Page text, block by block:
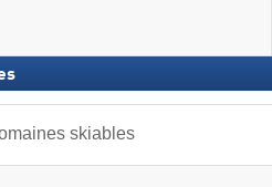
skiables